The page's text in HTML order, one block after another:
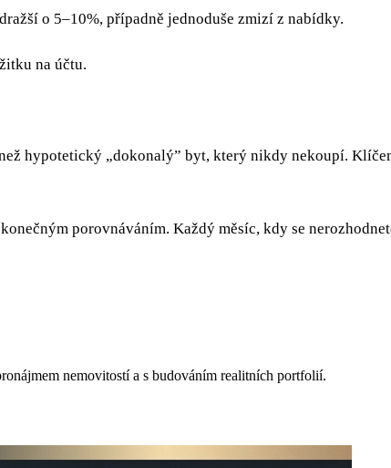
o 5–10%, případně jednoduše zmizí z nabídky.
na účtu.
hypotetický „dokonalý” byt, který nikdy nekoupí.
porovnáváním. Každý měsíc, kdy se
nemovitostí a s budováním realitních portfolií.